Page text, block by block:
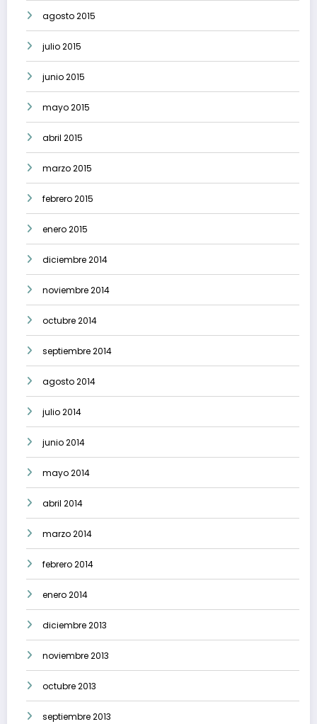
agosto 2015
julio 2015
junio 2015
mayo 2015
abril 2015
marzo 2015
febrero 2015
enero 2015
diciembre 2014
noviembre 2014
octubre 2014
septiembre 2014
agosto 2014
julio 2014
junio 2014
mayo 2014
abril 2014
marzo 2014
febrero 2014
enero 2014
diciembre 2013
noviembre 2013
octubre 2013
septiembre 2013